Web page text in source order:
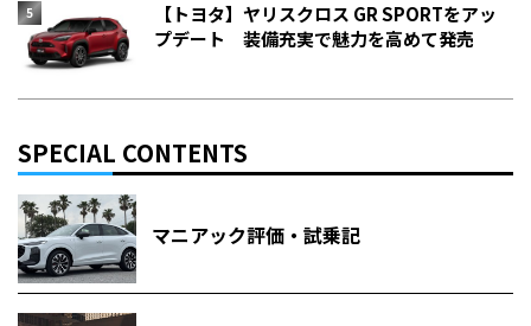
【トヨタ】ヤリスクロス GR SPORTをアッ
プデート 装備充実で魅力を高めて発売
SPECIAL CONTENTS
マニアック評価・試乗記